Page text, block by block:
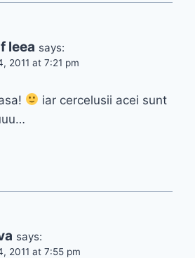
leea says:
2011 at 7:21 pm
iar cercelusii acei sunt
says:
2011 at 7:55 pm